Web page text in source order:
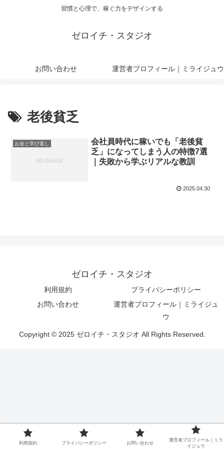
習慣と心理で、稼ぐ力をデザインする
ゼロイチ・スタジオ
お問い合わせ 運営者プロフィール｜ミライジュウ
老後貧乏
お金と学び直し
会社員時代に稼いでも「老後貧
乏」になってしまう人の特徴7選
｜失敗から学ぶリアルな教訓
2025.04.30
ゼロイチ・スタジオ
利用規約
プライバシーポリシー
お問い合わせ
運営者プロフィール｜ミライジュ
ウ
Copyright © 2025 ゼロイチ・スタジオ All Rights Reserved.
利用規約 プライバシーポリシー お問い合わせ
運営者プロフィール｜ミラ
イジュウ